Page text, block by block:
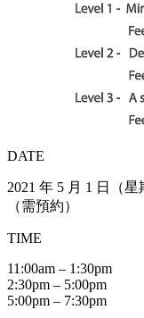
DATE
2021 年 5 月 1 日（星
（需預約）
TIME
11:00am – 1:30pm
2:30pm – 5:00pm
5:00pm – 7:30pm